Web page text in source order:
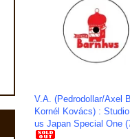
V.A. (Pedrodollar/Axel
Kornél Kovács) :
us Japan Special One